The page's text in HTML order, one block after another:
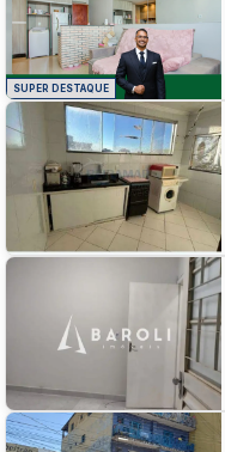
SUPER DESTAQUE